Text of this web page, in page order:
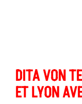
DITA VON
ET LYON